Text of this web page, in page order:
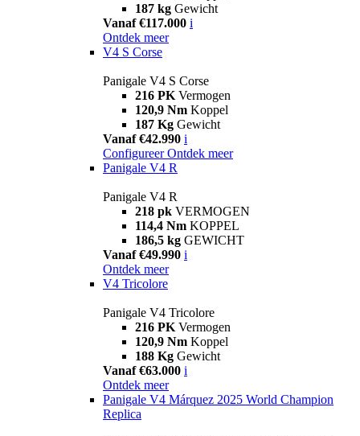
187 kg Gewicht
Vanaf €117.000 i
Ontdek meer
V4 S Corse
Panigale V4 S Corse
216 PK Vermogen
120,9 Nm Koppel
187 Kg Gewicht
Vanaf €42.990 i
Configureer Ontdek meer
Panigale V4 R
Panigale V4 R
218 pk VERMOGEN
114,4 Nm KOPPEL
186,5 kg GEWICHT
Vanaf €49.990 i
Ontdek meer
V4 Tricolore
Panigale V4 Tricolore
216 PK Vermogen
120,9 Nm Koppel
188 Kg Gewicht
Vanaf €63.000 i
Ontdek meer
Panigale V4 Márquez 2025 World Champion
Replica